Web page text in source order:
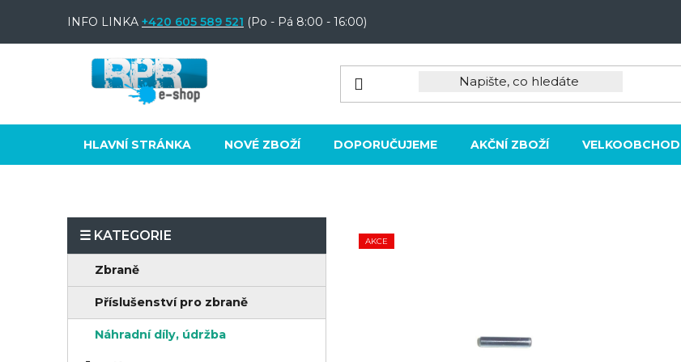
INFO LINKA +420 605 589 521 (Po - Pá 8:00 - 16:00)
HLAVNÍ STRÁNKA NOVÉ ZBOŽÍ DOPORUČUJEME AKČNÍ ZBOŽÍ VELKOOBCHOD
P
oPřeskočit
kategorie
a
Zbraně
Příslušenství pro zbraně
Náhradní díly, údržba
AKCE